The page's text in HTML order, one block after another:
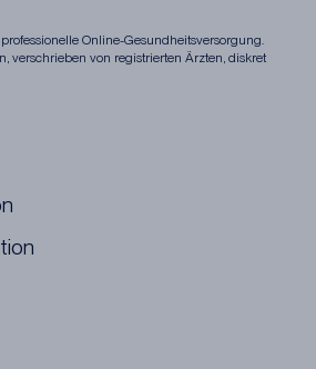
Online-Gesundheitsversorgung.
verschrieben von registrierten Ärzten, diskret